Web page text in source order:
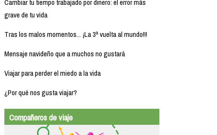
grave de tu vida
Tras los malos momentos... ¡La 3ª vuelta al mundo!!!
Mensaje navideño que a muchos no gustará
Viajar para perder el miedo a la vida
¿Por qué nos gusta viajar?
Compañeros de viaje